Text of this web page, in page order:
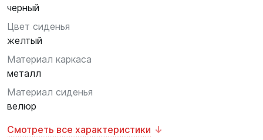
черный
Цвет сиденья
желтый
Материал каркаса
металл
Материал сиденья
велюр
Смотреть все характеристики